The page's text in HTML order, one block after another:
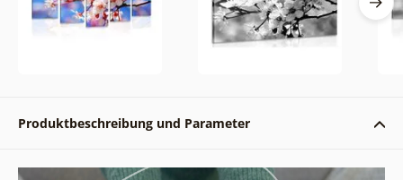
Produktbeschreibung und Parameter